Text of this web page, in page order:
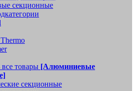
секционные
товары [Алюминиевые
секционные